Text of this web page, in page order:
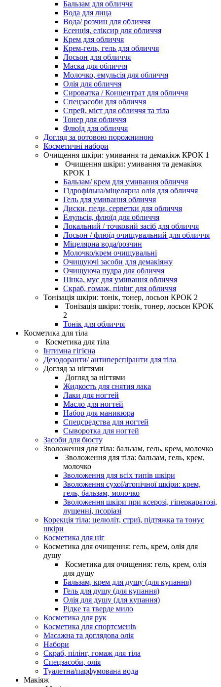
Бальзам для обличчя
Вода для лица
Вода/ розчин для обличчя
Есенція, еліксир для обличчя
Крем для обличчя
Крем-гель, гель для обличчя
Лосьон для обличчя
Маска для обличчя
Молочко, емульсія для обличчя
Олія для обличчя
Сироватка / Концентрат для обличчя
Спецзасоби для обличчя
Спрей, міст для обличчя та тіла
Тонер для обличчя
Флюїд для обличчя
Догляд за ротовою порожниною
Косметичні набори
Очищення шкіри: умивання та демакіяж КРОК 1
Очищення шкіри: умивання та демакіяж
КРОК 1
Бальзам/ крем для умивання обличчя
Гідрофільна/міцелярна олія для обличчя
Гель для умивання обличчя
Диски, педи, серветки для обличчя
Елульсія, флюїд для обличчя
Локальний / точковий засіб для обличчя
Лосьон / флюїд очищувальний для обличчя
Міцелярна вода/розчин
Молочко/крем очищувальні
Очищуючі засоби для демакіяжу
Очищуюча пудра для обличчя
Пінка, мус для умивання обличчя
Скраб, гомаж, пілінг для обличчя
Тонізація шкіри: тонік, тонер, лосьон КРОК 2
Тонізація шкіри: тонік, тонер, лосьон КРОК
2
Тонік для обличчя
Косметика для тіла
Косметика для тіла
Інтимна гігієна
Дезодоранти/ антиперспіранти для тіла
Догляд за нігтями
Догляд за нігтями
Жидкость для снятия лака
Лаки для ногтей
Масло для ногтей
Набор для маникюра
Спецсредства для ногтей
Сыворотка для ногтей
Засоби для бюсту
Зволоження для тіла: бальзам, гель, крем, молочко
Зволоження для тіла: бальзам, гель, крем,
молочко
Зволоження для всіх типів шкіри
Зволоження сухої/атопічної шкіри: крем,
гель, бальзам, молочко
Зволоження шкіри при ксерозі, гіперкаратозі,
лущенні, псоріазі
Корекція тіла: целюліт, стриї, підтяжка та тонус
шкіри
Косметика для ніг
Косметика для очищення: гель, крем, олія для
душу
Косметика для очищення: гель, крем, олія
для душу
Бальзам, крем для душу (для купання)
Гель для душу (для купання)
Олія для душу (для купання)
Рідке та тверде мило
Косметика для рук
Косметика для спортсменів
Масажна та доглядова олія
Набори
Скраб, пілінг, гомаж для тіла
Спецзасоби, олія
Туалетна/парфумована вода
Макіяж